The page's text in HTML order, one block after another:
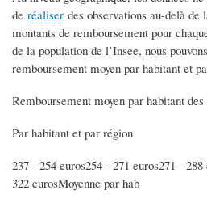
de réaliser des observations au-delà de
montants de remboursement pour
de la population de l’Insee, nous pouvons
remboursement moyen par habitant et
Remboursement moyen par habitant des
Par habitant et par région
237 - 254 euros254 - 271 euros271 -
322 eurosMoyenne par hab